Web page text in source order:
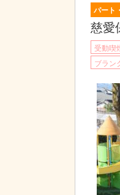
パート
慈愛
受動喫
ブラン